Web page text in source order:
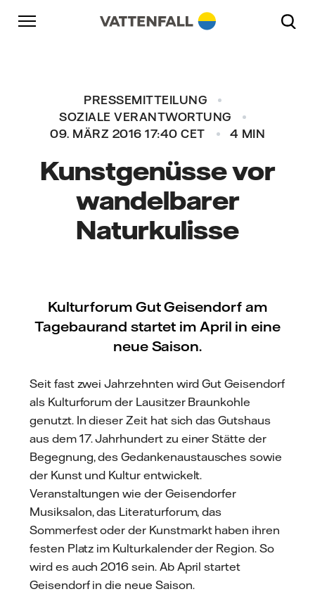
Überspringen
Zurück zur Hauptnavigation
Gehe zur Fußzeile
PRESSEMITTEILUNG
SOZIALE VERANTWORTUNG
09. MÄRZ 2016 17:40 CET
4 MIN
Kunstgenüsse vor
wandelbarer
Naturkulisse
Kulturforum Gut Geisendorf am
Tagebaurand startet im April in eine
neue Saison.
Seit fast zwei Jahrzehnten wird Gut Geisendorf
als Kulturforum der Lausitzer Braunkohle
genutzt. In dieser Zeit hat sich das Gutshaus
aus dem 17. Jahrhundert zu einer Stätte der
Begegnung, des Gedankenaustausches sowie
der Kunst und Kultur entwickelt.
Veranstaltungen wie der Geisendorfer
Musiksalon, das Literaturforum, das
Sommerfest oder der Kunstmarkt haben ihren
festen Platz im Kulturkalender der Region. So
wird es auch 2016 sein. Ab April startet
Geisendorf in die neue Saison.
Zurück zur Hauptnavigation